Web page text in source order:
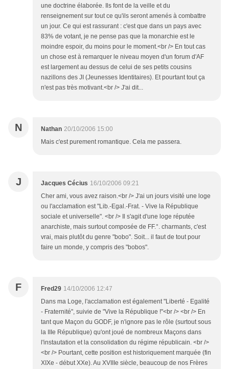
une doctrine élaborée. Ils font de la veille et du
renseignement sur tout ce qu'ils seront amenés à combattre
un jour. Ce qui est rassurant : c'est que dans un pays avec
83% de votant, je ne pense pas que la monarchie est le
moindre espoir, du moins pour le moment.<br /> En tout cas
un chose est à remarquer le niveau moyen d'un forum d'AF
est largement au dessus de celui de ses petits cousins
nazillons des JI (Jeunesses Identitaires). Et pourtant tout ça
n'est pas très motivant.<br /> J'ai dit...
N Nathan 20/10/2006 15:00
Mais c'est purement romantique. Cela me passera.
J Jacques Cécius 16/10/2006 09:21
Cher ami, vous avez raison.<br /> J'ai un jours visité une loge
ou l'acclamation est "Lib.-Egal.-Frat. - Vive la République
sociale et universelle". <br /> Il s'agit d'une loge réputée
anarchiste, mais surtout composée de FF.°. charmants, c'est
vrai, mais plutôt du genre "bobo". Soit... il faut de tout pour
faire un monde, y compris des "bobos".
F Fred29 14/10/2006 12:47
Dans ma Loge, l'acclamation est également "Liberté - Egalité
- Fraternité", suivie de "Vive la République !"<br /> <br /> En
tant que Maçon du GODF, je n'ignore pas le rôle (surtout sous
la IIIe République) qu'ont joué de nombreux Maçons dans
l'instautation et la consolidation du régime républicain. <br />
<br /> Pourtant, cette position est historiquement marquée (fin
XIXe - début XXe). Au XVIIIe siècle, beaucoup de nos Frères